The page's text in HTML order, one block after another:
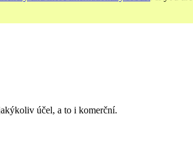
účel, a to i komerční.